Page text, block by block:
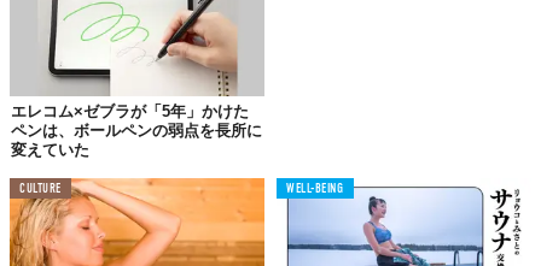
【関東】
https://youtu.be/fX8wTVGiJ0Q
草加健康センター：
https://youtu.be/g18n8oBbOoc
東名厚木健康センター：https://youtu.be/DRW3LrYfFkA
エレコム×ゼブラが「5年」かけた
ペンは、ボールペンの弱点を長所に
変えていた
CULTURE WELL-BEING